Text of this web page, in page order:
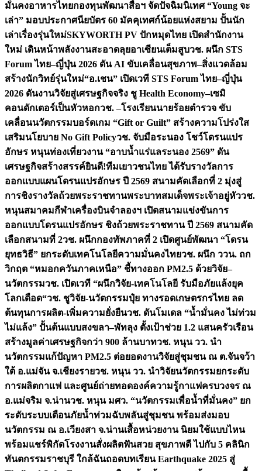
มั่นคงอาหารไทยกองทุนพัฒนาสื่อฯ จัดปัจฉิมนิเทศ “Young จะ
เล่า” มอบประกาศนียบัตร 60 มัคคุเทศก์น้อยแห่งสยาม ปั้นนัก
เล่าเรื่องรุ่นใหม่SKYWORTH PV ปักหมุดไทย เปิดสำนักงาน
ใหม่ เดินหน้าพลังงานสะอาดลุยอาเซียนเต็มสูบวช. ผนึก STS
Forum ไทย–ญี่ปุ่น 2026 ดัน AI ขับเคลื่อนสุขภาพ–สิ่งแวดล้อม
สร้างนักวิทย์รุ่นใหม่“อ.เชน” เปิดเวที STS Forum ไทย–ญี่ปุ่น
2026 ดันงานวิจัยสู่เศรษฐกิจจริง ชู Health Economy–เซมิ
คอนดักเตอร์เป็นหัวหอกวช. –โรงเรียนนายร้อยตำรวจ ขับ
เคลื่อนนวัตกรรมบอร์ดเกม “Gift or Guilt” สร้างความโปร่งใส
เสริมนโยบาย No Gift Policyวช. จับมือระนอง โชว์โดรนแปร
อักษร หนุนท่องเที่ยวงาน “อาบน้ำแร่แลระนอง 2569” ดัน
เศรษฐกิจสร้างสรรค์ยินดี!ทีมเยาวชนไทย ได้รับรางวัลการ
ออกแบบแผนโดรนแปรอักษร ปี 2569 สนามคัดเลือกที่ 2 มุ่งสู่
การชิงรางวัลถ้วยพระราชทานพระบาทสมเด็จพระเจ้าอยู่หัววช.
หนุนสมาคมกีฬาเครื่องบินจำลองฯ เปิดสนามแข่งขันการ
ออกแบบโดรนแปรอักษร ชิงถ้วยพระราชทาน ปี 2569 สนามคัด
เลือกสนามที่ 2วช. ผนึกกองทัพภาคที่ 2 เปิดศูนย์พัฒนา “โดรน
ยุทธวิธี” ยกระดับเทคโนโลยีความมั่นคงไทยวช. ผนึก ววน. ถก
วิกฤต “หมอกควันภาคเหนือ” ชี้ทางออก PM2.5 ด้วยวิจัย–
นวัตกรรมวช. เปิดเวที “ผนึกวิจัย-เทคโนโลยี รับมือภัยแล้งยุค
โลกเดือด“วช. ชูวิจัย-นวัตกรรมปุ๋ย ทางรอดเกษตรกรไทย ลด
ต้นทุนการผลิต-เพิ่มความยั่งยืนวช. ดันโมเดล “น้ำมั่นคง ไม่ท่วม
ไม่แล้ง” ปั้นต้นแบบสงขลา–พัทลุง ตั้งเป้าช่วย 1.2 แสนครัวเรือน
สร้างมูลค่าเศรษฐกิจกว่า 900 ล้านบาทวช. หนุน วว. นำ
นวัตกรรมแก้ปัญหา PM2.5 ต่อยอดงานวิจัยสู่ชุมชน ณ ต.จันจว้า
ใต้ อ.แม่จัน จ.เชียงรายวช. หนุน วว. นำวิจัยนวัตกรรมยกระดับ
การผลิตกาแฟ และศูนย์ถ่ายทอดองค์ความรู้กาแฟครบวงจร ณ
อ.แม่จริม จ.น่านวช. หนุน มศว. “นวัตกรรมเพื่อน้ำที่มั่นคง” ยก
ระดับระบบเตือนภัยน้ำท่วมฉับพลันสู่ชุมชน พร้อมส่งมอบ
นวัตกรรม ณ อ.เวียงสา จ.น่านเสื้อหน่วยงาน นิยมใช้แบบไหน
พร้อมแชร์พิกัดโรงงานสั่งผลิตฟันสวย สุขภาพดี ไปกับ 5 คลินิก
ทันตกรรมราชบุรี ใกล้ฉันถอดบทเรียน Earthquake 2025 สู่